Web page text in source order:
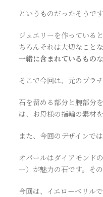
というものだったそうです
ジュエリーを作っている
ちろんそれは大切なことな
一緒に含まれているもの
そこで今回は、元のプラ
石を留める部分と腕部分
は、お母様の指輪の素材
また、今回のデザインで
オパールはダイアモンド
ー）が魅力の石です。そ
今回は、イエローベリル